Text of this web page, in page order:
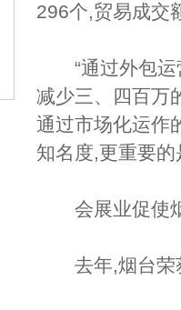
296个,贸易成交
“通过外包运
减少三、四百万
通过市场化运作
知名度,更重要
会展业促使烟
去年,烟台荣获